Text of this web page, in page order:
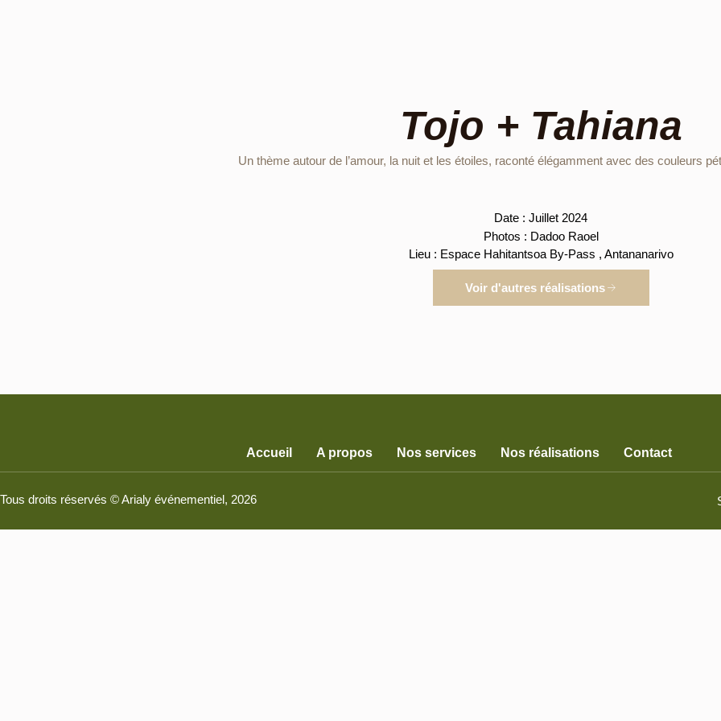
Tojo + Tahiana
Un thème autour de l’amour, la nuit et les étoiles, raconté élégamment avec des couleurs
Date : Juillet 2024
Photos : Dadoo Raoel
Lieu : Espace Hahitantsoa By-Pass , Antananarivo
Voir d'autres réalisations
Accueil A propos Nos services Nos réalisations Contact
Tous droits réservés © Arialy événementiel, 2026